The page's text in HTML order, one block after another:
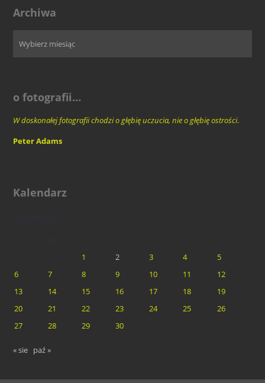
Archiwa
o fotografii…
W doskonałej fotografii chodzi o głębię uczucia, nie o głębię ostrości.
Peter Adams
Kalendarz
wrzesień 2021
P W Ś C P S
N
1
2 3 4
5
6
7 8 9 10 11
12
13
14 15 16 17 18
19
20
21 22 23 24 25
26
27
28 29 30
« sie paź »